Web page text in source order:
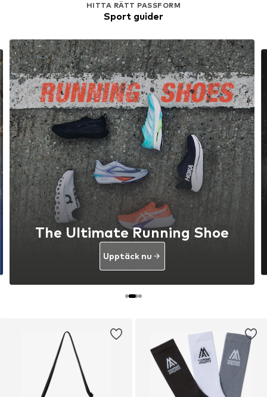
HITTA RÄTT PASSFORM
Sport guider
The Ultimate Running Shoe
Upptäck nu